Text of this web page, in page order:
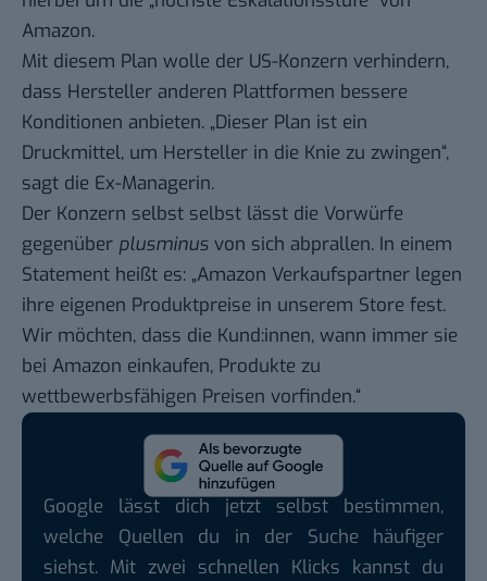
Amazon.
Mit diesem Plan wolle der US-Konzern verhindern,
dass Hersteller anderen Plattformen bessere
Konditionen anbieten. „Dieser Plan ist ein
Druckmittel, um Hersteller in die Knie zu zwingen“,
sagt die Ex-Managerin.
Der Konzern selbst selbst lässt die Vorwürfe
gegenüber plusminus von sich abprallen. In einem
Statement heißt es: „Amazon Verkaufspartner legen
ihre eigenen Produktpreise in unserem Store fest.
Wir möchten, dass die Kund:innen, wann immer sie
bei Amazon einkaufen, Produkte zu
wettbewerbsfähigen Preisen vorfinden.“
Google lässt dich jetzt selbst bestimmen,
welche Quellen du in der Suche häufiger
siehst. Mit zwei schnellen Klicks kannst du